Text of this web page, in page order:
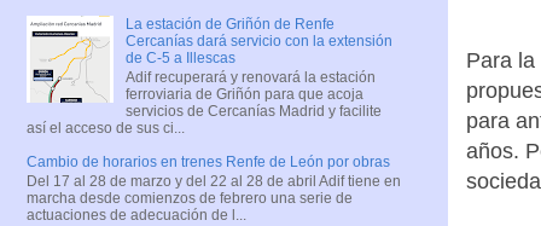
Para
para
años.
La estación de Griñón de Renfe
Cercanías dará servicio con la extensión
de C-5 a Illescas
Adif recuperará y renovará la estación
ferroviaria de Griñón para que acoja
servicios de Cercanías Madrid y facilite
así el acceso de sus ci...
Cambio de horarios en trenes Renfe de León por obras
Del 17 al 28 de marzo y del 22 al 28 de abril Adif tiene en
marcha desde comienzos de febrero una serie de
actuaciones de adecuación de l...